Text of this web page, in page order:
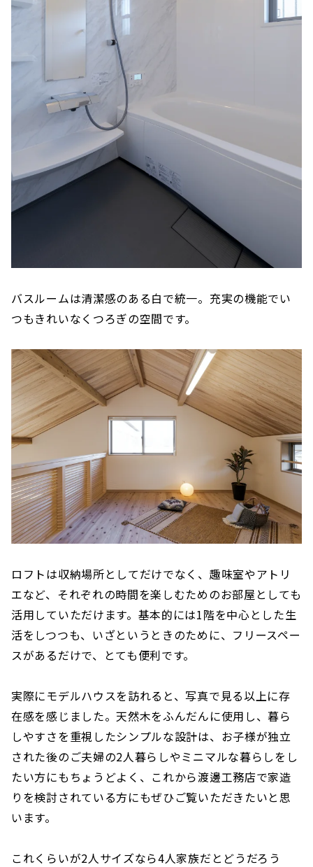
バスルームは清潔感のある白で統一。充実の機能でい
つもきれいなくつろぎの空間です。
ロフトは収納場所としてだけでなく、趣味室やアトリ
エなど、それぞれの時間を楽しむためのお部屋としても
活用していただけます。基本的には1階を中心とした生
活をしつつも、いざというときのために、フリースペー
スがあるだけで、とても便利です。
実際にモデルハウスを訪れると、写真で見る以上に存
在感を感じました。天然木をふんだんに使用し、暮ら
しやすさを重視したシンプルな設計は、お子様が独立
された後のご夫婦の2人暮らしやミニマルな暮らしをし
たい方にもちょうどよく、これから渡邊工務店で家造
りを検討されている方にもぜひご覧いただきたいと思
います。
これくらいが2人サイズなら4人家族だとどうだろう